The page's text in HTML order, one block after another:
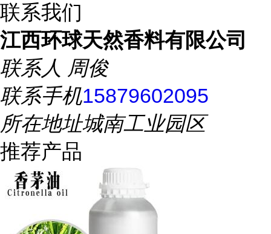
联系我们
江西环球天然香料有限公司
联系人 周俊
联系手机15879602095
所在地址城南工业园区
推荐产品